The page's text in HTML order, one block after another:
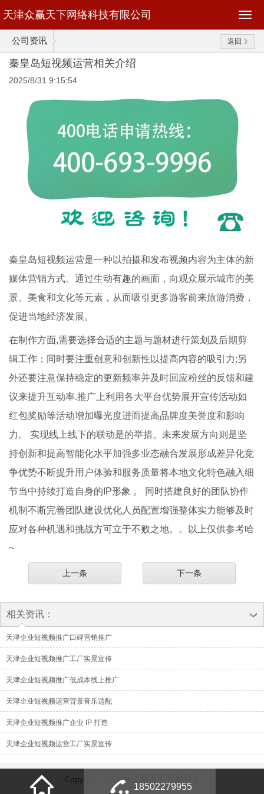
天津众赢天下网络科技有限公司
公司资讯 返回
秦皇岛短视频运营相关介绍
2025/8/31 9:15:54
秦皇岛短视频运营是一种以拍摄和发布视频内容为主体的新
媒体营销方式。通过生动有趣的画面，向观众展示城市的美
景、美食和文化等元素，从而吸引更多游客前来旅游消费，
促进当地经济发展。
在制作方面,需要选择合适的主题与题材进行策划及后期剪
辑工作；同时要注重创意和创新性以提高内容的吸引力;另
外还要注意保持稳定的更新频率并及时回应粉丝的反馈和建
议来提升互动率.推广上利用各大平台优势展开宣传活动如
红包奖励等活动增加曝光度进而提高品牌度美誉度和影响
力。 实现线上线下的联动是的举措。未来发展方向则是坚
持创新和提高智能化水平加强多业态融合发展形成差异化竞
争优势不断提升用户体验和服务质量将本地文化特色融入细
节当中持续打造自身的IP形象 。 同时搭建良好的团队协作
机制不断完善团队建设优化人员配置增强整体实力能够及时
应对各种机遇和挑战方可立于不败之地。。以上仅供参考哈
~
上一条 下一条
相关资讯：
天津企业短视频推广口碑营销推广
天津企业短视频推广工厂实景宣传
天津企业短视频推广低成本线上推广
天津企业短视频运营背景音乐适配
天津企业短视频推广企业 IP 打造
天津企业短视频运营工厂实景宣传
Copyright © 2026 众赢天下 版权所有
18502279955